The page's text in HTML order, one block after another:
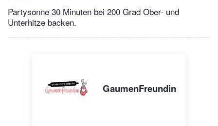
Partysonne 30 Minuten bei 200 Grad Ober- und
Unterhitze backen.
GaumenFreundin